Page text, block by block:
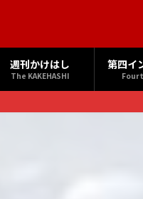
週刊かけはし
The KAKEHASHI
第四イ